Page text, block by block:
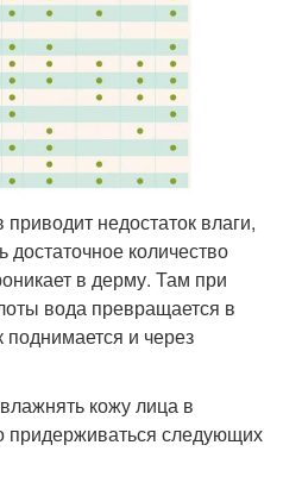
недостаток влаги,
достаточное количество
в дерму. Там при
вода превращается в
поднимается и через
кожу лица в
следующих